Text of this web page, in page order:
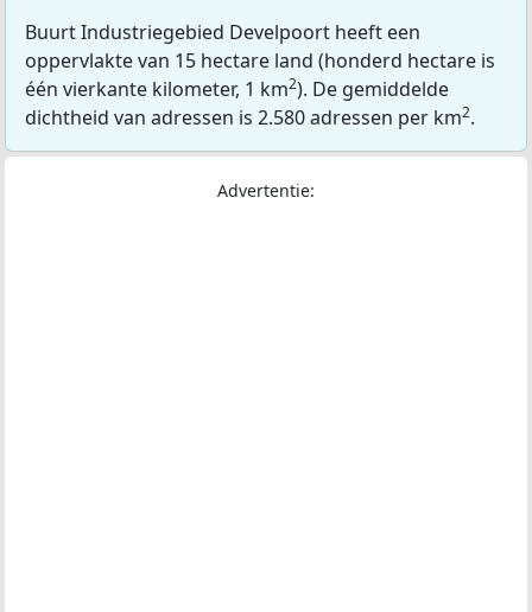
Buurt Industriegebied Develpoort heeft een
oppervlakte van 15 hectare land (honderd hectare is
één vierkante kilometer, 1 km2). De gemiddelde
dichtheid van adressen is 2.580 adressen per km2.
Advertentie: